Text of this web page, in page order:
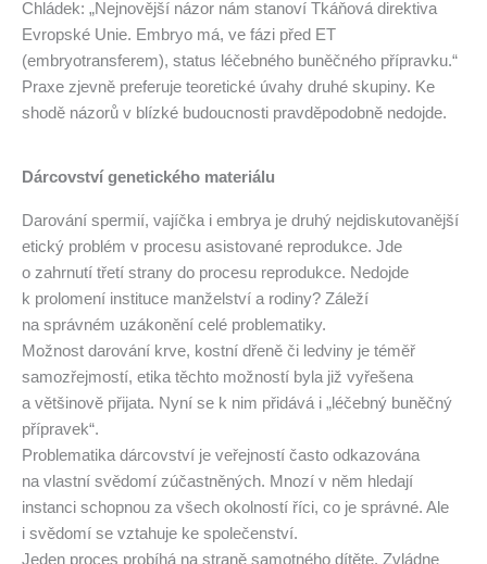
Chládek: „Nejnovější názor nám stanoví Tkáňová direktiva
Evropské Unie. Embryo má, ve fázi před ET
(embryotransferem), status léčebného buněčného přípravku.“
Praxe zjevně preferuje teoretické úvahy druhé skupiny. Ke
shodě názorů v blízké budoucnosti pravděpodobně nedojde.
Dárcovství genetického materiálu
Darování spermií, vajíčka i embrya je druhý nejdiskutovanější
etický problém v procesu asistované reprodukce. Jde
o zahrnutí třetí strany do procesu reprodukce. Nedojde
k prolomení instituce manželství a rodiny? Záleží
na správném uzákonění celé problematiky.
Možnost darování krve, kostní dřeně či ledviny je téměř
samozřejmostí, etika těchto možností byla již vyřešena
a většinově přijata. Nyní se k nim přidává i „léčebný buněčný
přípravek“.
Problematika dárcovství je veřejností často odkazována
na vlastní svědomí zúčastněných. Mnozí v něm hledají
instanci schopnou za všech okolností říci, co je správné. Ale
i svědomí se vztahuje ke společenství.
Jeden proces probíhá na straně samotného dítěte. Zvládne